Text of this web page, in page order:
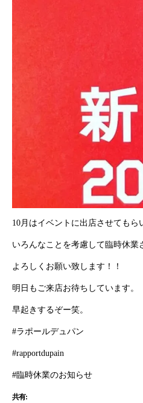
10月はイベントに出店させてもら
いろんなことを考慮して臨時休業
よろしくお願い致します！！
明日もご来店お待ちしています。
早起きするぞー笑。
#ラポールデュパン
#rapportdupain
#臨時休業のお知らせ
共有: